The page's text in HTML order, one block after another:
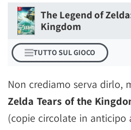
The Legend of
Kingdom
TUTTO SUL GIOCO
Non crediamo serva dirlo,
Zelda Tears of the
(copie circolate in anticipo